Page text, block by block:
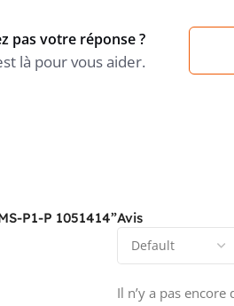
pas votre réponse ?
là pour vous aider.
Avis
Il n’y a pas encore
P1-P 1051414”